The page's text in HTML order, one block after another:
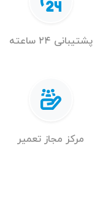
پشتیبانی ۲۴ ساعته
مرکز مجاز تعمیر